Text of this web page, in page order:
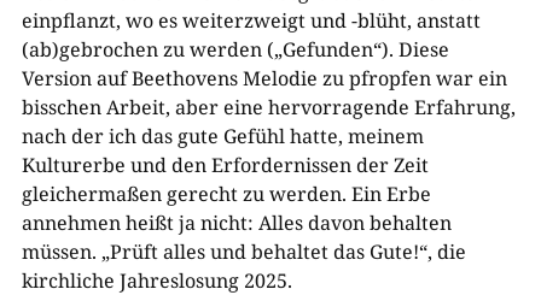
einpflanzt, wo es weiterzweigt und -blüht, anstatt
(ab)gebrochen zu werden („Gefunden“). Diese
Version auf Beethovens Melodie zu pfropfen war ein
bisschen Arbeit, aber eine hervorragende Erfahrung,
nach der ich das gute Gefühl hatte, meinem
Kulturerbe und den Erfordernissen der Zeit
gleichermaßen gerecht zu werden. Ein Erbe
annehmen heißt ja nicht: Alles davon behalten
müssen. „Prüft alles und behaltet das Gute!“, die
kirchliche Jahreslosung 2025.